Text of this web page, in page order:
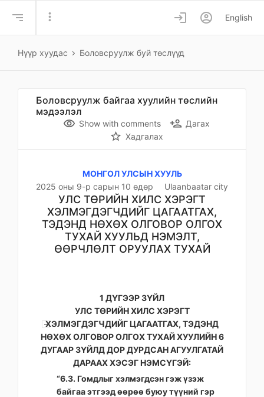
more_vert login account_circle English
Нүүр хуудас Боловсруулж буй төслүүд
Боловсруулж байгаа хуулийн төслийн
мэдээлэл
remove_red_eye Show with comments person_add Дагах
star_border Хадгалах
МОНГОЛ УЛСЫН ХУУЛЬ
2025 оны 9-р сарын 10 өдөр
Ulaanbaatar city
УЛС ТӨРИЙН ХИЛС ХЭРЭГТ
ХЭЛМЭГДЭГЧДИЙГ ЦАГААТГАХ,
ТЭДЭНД НӨХӨХ ОЛГОВОР ОЛГОХ
ТУХАЙ ХУУЛЬД НЭМЭЛТ,
ӨӨРЧЛӨЛТ ОРУУЛАХ ТУХАЙ
1 ДҮГЭЭР ЗҮЙЛ
УЛС ТӨРИЙН ХИЛС ХЭРЭГТ
ХЭЛМЭГДЭГЧДИЙГ ЦАГААТГАХ, ТЭДЭНД
НӨХӨХ ОЛГОВОР ОЛГОХ ТУХАЙ ХУУЛИЙН 6
ДУГААР ЗҮЙЛД ДОР ДУРДСАН АГУУЛГАТАЙ
ДАРААХ ХЭСЭГ НЭМСҮГЭЙ:
“6.3. Гомдлыг хэлмэгдсэн гэж үзэж
байгаа этгээд өөрөө буюу түүний гэр